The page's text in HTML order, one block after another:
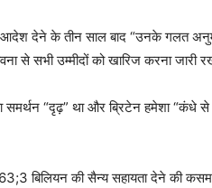
आदेश देने के तीन साल बाद “उनके गलत
से सभी उम्मीदों को खारिज करना जारी
“दृढ़” था और ब्रिटेन हमेशा “कंधे से
बिलियन की सैन्य सहायता देने की